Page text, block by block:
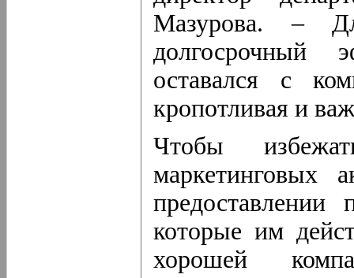
Мазурова. –
долгосрочный
оставался с
кропотливая и
Чтобы
маркетинговых
предоставлении
которые им
хорошей